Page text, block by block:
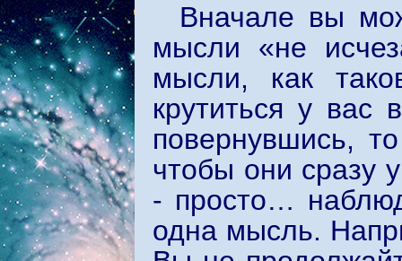
Вначале вы
мысли «не
мысли, как
крутиться у вас
повернувшись,
чтобы они сразу
- просто…
одна мысль.